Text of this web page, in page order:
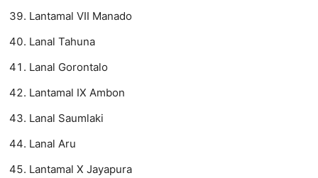
Lantamal VII Manado
Lanal Tahuna
Lanal Gorontalo
Lantamal IX Ambon
Lanal Saumlaki
Lanal Aru
Lantamal X Jayapura